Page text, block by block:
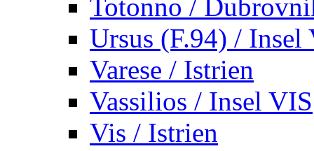
Totonno /
Ursus (F.94) / Insel
Varese / Istrien
Vassilios / Insel VIS
Vis / Istrien